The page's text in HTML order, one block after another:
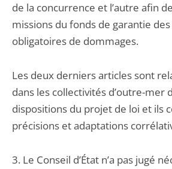
de la concurrence et l’autre afin
missions du fonds de garantie
obligatoires de dommages.
Les deux derniers articles sont
dans les collectivités d’outre-mer
dispositions du projet de loi et ils
précisions et adaptations
3. Le Conseil d’État n’a pas jugé